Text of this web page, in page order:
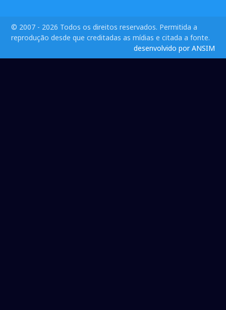
© 2007 - 2026 Todos os direitos reservados. Permitida a
reprodução desde que creditadas as mídias e citada a fonte.
desenvolvido por ANSIM